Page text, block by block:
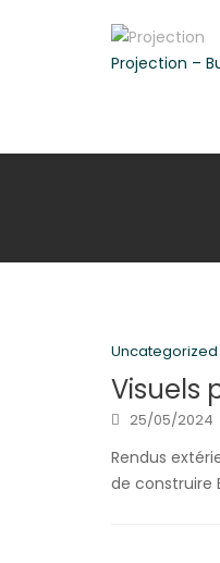
Projection –
Uncategorized
Visuels
25/05/2024
Rendus
de construire